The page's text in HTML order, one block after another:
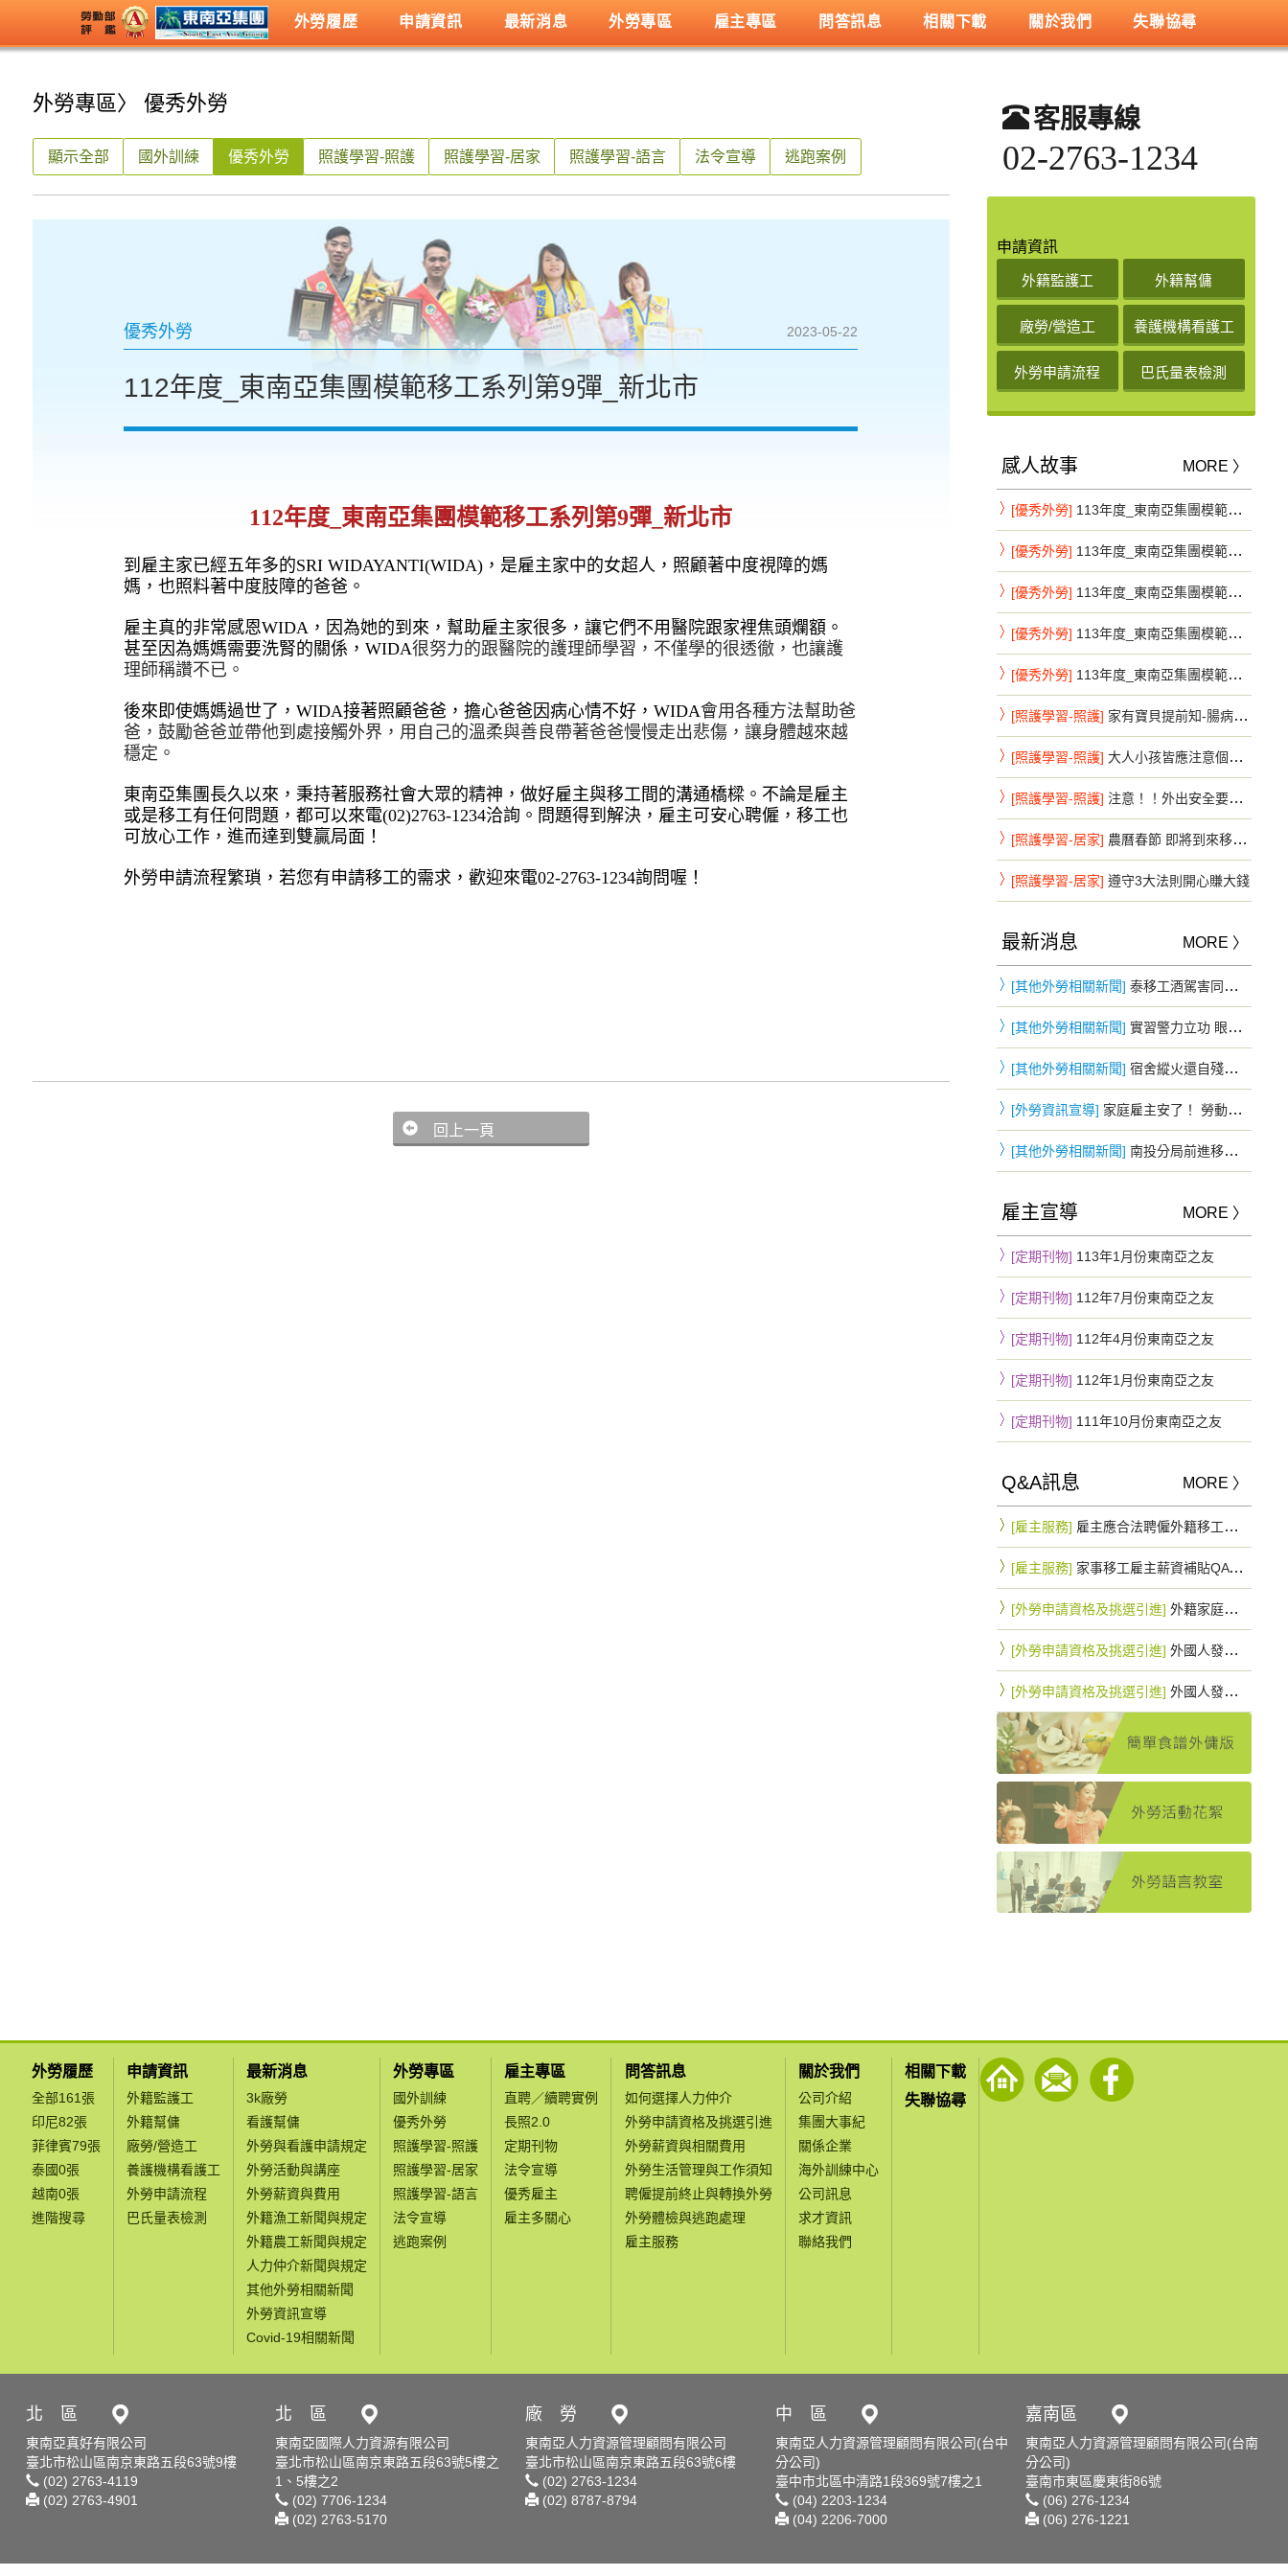
外勞履歷 申請資訊 最新消息 外勞專區 雇主專區 問答訊息 相關下載 關於我們 失聯協尋
外勞專區〉 優秀外勞
顯示全部 國外訓練 優秀外勞 照護學習-照護 照護學習-居家 照護學習-語言 法令宣導 逃跑案例
2023-05-22
優秀外勞
112年度_東南亞集團模範移工系列第9彈_新北市
112年度_東南亞集團模範移工系列第9彈_新北市
到雇主家已經五年多的SRI WIDAYANTI(WIDA) ，是雇主家中的女超人，照顧著中度視障的媽
媽，也照料著中度肢障的爸爸。
雇主真的非常感恩WIDA，因為她的到來，幫助雇主家很多，讓它們不用醫院跟家裡焦頭爛額。
甚至因為媽媽需要洗腎的關係，WIDA很努力的跟醫院的護理師學習，不僅學的很透徹，也讓護
理師稱讚不已。
後來即使媽媽過世了，WIDA接著照顧爸爸，擔心爸爸因病心情不好，WIDA會用各種方法幫助爸
爸，鼓勵爸爸並帶他到處接觸外界，用自己的溫柔與善良帶著爸爸慢慢走出悲傷，讓身體越來越
穩定。
東南亞集團長久以來，秉持著服務社會大眾的精神，做好雇主與移工間的溝通橋樑。不論是雇主
或是移工有任何問題，都可以來電(02)2763-1234洽詢。問題得到解決，雇主可安心聘僱，移工也
可放心工作，進而達到雙贏局面！
外勞申請流程繁瑣，若您有申請移工的需求，歡迎來電02-2763-1234詢問喔！
回上一頁
客服專線
02-2763-1234
申請資訊
外籍監護工 外籍幫傭
廠勞/營造工 養護機構看護工
外勞申請流程 巴氏量表檢測
感人故事 MORE 〉
[優秀外勞] 113年度_東南亞集團模範移工系列_新北市第7彈
[優秀外勞] 113年度_東南亞集團模範移工系列_新北市第8彈
[優秀外勞] 113年度_東南亞集團模範移工系列_新北市第9彈
[優秀外勞] 113年度_東南亞集團模範移工系列_新竹縣第1彈
[優秀外勞] 113年度_東南亞集團模範移工系列_新竹縣第2彈
[照護學習-照護] 家有寶貝提前知-腸病毒重症前兆速送醫
[照護學習-照護] 大人小孩皆應注意個人手部衛生-腸病毒不來鬧特刊
[照護學習-照護] 注意！！外出安全要注意，避免危險活動
[照護學習-居家] 農曆春節 即將到來移工朋友 注意事項
[照護學習-居家] 遵守3大法則開心賺大錢
最新消息 MORE 〉
[其他外勞相關新聞] 泰移工酒駕害同鄉重摔慘死…花5萬和解 判3年2月驅逐出境
[其他外勞相關新聞] 實習警力立功 眼尖發現可疑身影 失聯移工躲車斗仍遭查獲
[其他外勞相關新聞] 宿舍縱火還自殘！頂樓僵持3小時被勸下 移工鬧情緒下場慘曝
[外勞資訊宣導] 家庭雇主安了！ 勞動部：「移工零付費」家庭看護雇主不適用
[其他外勞相關新聞] 南投分局前進移工宿舍防詐 四國語言同步宣導提升自我保護力
雇主宣導 MORE 〉
[定期刊物] 113年1月份東南亞之友
[定期刊物] 112年7月份東南亞之友
[定期刊物] 112年4月份東南亞之友
[定期刊物] 112年1月份東南亞之友
[定期刊物] 111年10月份東南亞之友
Q&A訊息 MORE 〉
[雇主服務] 雇主應合法聘僱外籍移工，一旦查獲將罰緩15~75萬不等
[雇主服務] 家事移工雇主薪資補貼QA 最高可拿10.8萬元
[外勞申請資格及挑選引進] 外籍家庭幫傭與外籍家庭看護工因行蹤不明申請遞補之規定是否相同？
[外勞申請資格及挑選引進] 外國人發生行蹤不明經依規定通知入出國管理機關及警察機關滿3個月仍未查獲者，雇主得否以該名額直接辦理外國人之重新招募入國引進？
[外勞申請資格及挑選引進] 外國人發生行蹤不明經依規定通知入出國管理機關及警察機關滿3個月仍未查獲者，應如何申請遞補外國人？
外勞履歷
全部161張
印尼82張
菲律賓79張
泰國0張
越南0張
進階搜尋
申請資訊
外籍監護工
外籍幫傭
廠勞/營造工
養護機構看護工
外勞申請流程
巴氏量表檢測
最新消息
3k廠勞
看護幫傭
外勞與看護申請規定
外勞活動與講座
外勞薪資與費用
外籍漁工新聞與規定
外籍農工新聞與規定
人力仲介新聞與規定
其他外勞相關新聞
外勞資訊宣導
Covid-19相關新聞
外勞專區
國外訓練
優秀外勞
照護學習-照護
照護學習-居家
照護學習-語言
法令宣導
逃跑案例
雇主專區
直聘／續聘實例
長照2.0
定期刊物
法令宣導
優秀雇主
雇主多關心
問答訊息
如何選擇人力仲介
外勞申請資格及挑選引進
外勞薪資與相關費用
外勞生活管理與工作須知
聘僱提前終止與轉換外勞
外勞體檢與逃跑處理
雇主服務
關於我們
公司介紹
集團大事紀
關係企業
海外訓練中心
公司訊息
求才資訊
聯絡我們
相關下載
失聯協尋
北 區
東南亞真好有限公司
臺北市松山區南京東路五段63號9樓
(02) 2763-4119
(02) 2763-4901
北 區
東南亞國際人力資源有限公司
臺北市松山區南京東路五段63號5樓之
1、5樓之2
(02) 7706-1234
(02) 2763-5170
廠 勞
東南亞人力資源管理顧問有限公司
臺北市松山區南京東路五段63號6樓
(02) 2763-1234
(02) 8787-8794
中 區
東南亞人力資源管理顧問有限公司(台中
分公司)
臺中市北區中清路1段369號7樓之1
(04) 2203-1234
(04) 2206-7000
嘉南區
東南亞人力資源管理顧問有限公司(台南
分公司)
臺南市東區慶東街86號
(06) 276-1234
(06) 276-1221